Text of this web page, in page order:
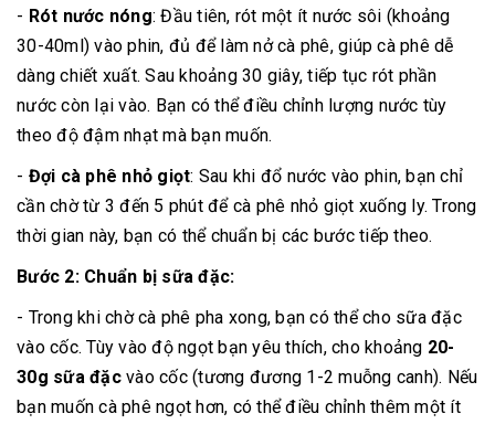
- Rót nước nóng: Đầu tiên, rót một ít nước sôi (khoảng
30-40ml) vào phin, đủ để làm nở cà phê, giúp cà phê dễ
dàng chiết xuất. Sau khoảng 30 giây, tiếp tục rót phần
nước còn lại vào. Bạn có thể điều chỉnh lượng nước tùy
theo độ đậm nhạt mà bạn muốn.
- Đợi cà phê nhỏ giọt: Sau khi đổ nước vào phin, bạn chỉ
cần chờ từ 3 đến 5 phút để cà phê nhỏ giọt xuống ly. Trong
thời gian này, bạn có thể chuẩn bị các bước tiếp theo.
Bước 2: Chuẩn bị sữa đặc:
- Trong khi chờ cà phê pha xong, bạn có thể cho sữa đặc
vào cốc. Tùy vào độ ngọt bạn yêu thích, cho khoảng 20-
30g sữa đặcvào cốc (tương đương 1-2 muỗng canh). Nếu
bạn muốn cà phê ngọt hơn, có thể điều chỉnh thêm một ít